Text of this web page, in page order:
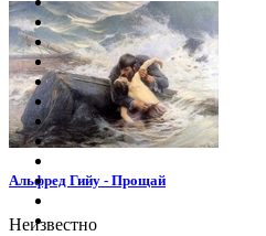
Альфред Гийу - Прощай
Неизвестно